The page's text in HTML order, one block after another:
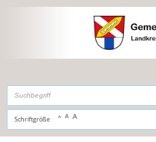
,zur Navigationoderzur
Schriftgröße A A A